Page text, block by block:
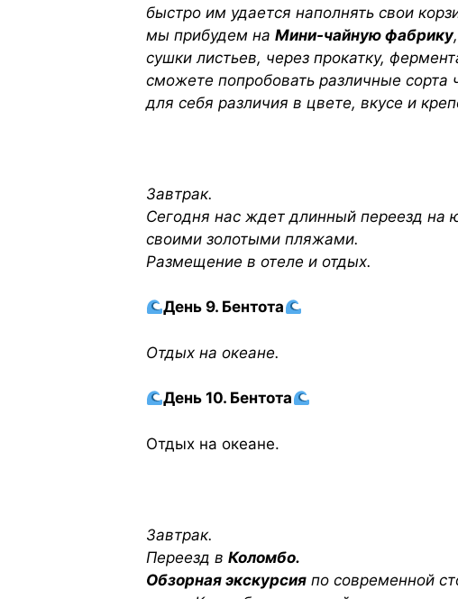
быстро им удается наполнять свои
мы прибудем на Мини-чайную фабрику
сушки листьев, через прокатку,
сможете попробовать различные сорта
для себя различия в цвете, вкусе и
Завтрак.
Сегодня нас ждет длинный переезд на
своими золотыми пляжами.
Размещение в отеле и отдых.
День 9. Бентота
Отдых на океане.
День 10. Бентота
Отдых на океане.
Завтрак.
Переезд в Коломбо.
Обзорная экскурсия по современной